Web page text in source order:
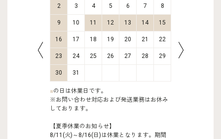
2 3 4 5 6 7 8
9 10 11 12 13 14 15
16 17 18 19 20 21 22
23 24 25 26 27 28 29
30 31
■の日は休業日です。
※お問い合わせ対応および発送業務はお休み
しております。
【夏季休業のお知らせ】
8/11(火)～8/16(日)は休業となります。期間